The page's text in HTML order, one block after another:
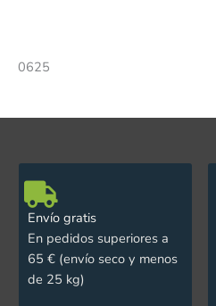
0625
Envío gratis
En pedidos superiores a
65 € (envío seco y menos
de 25 kg)